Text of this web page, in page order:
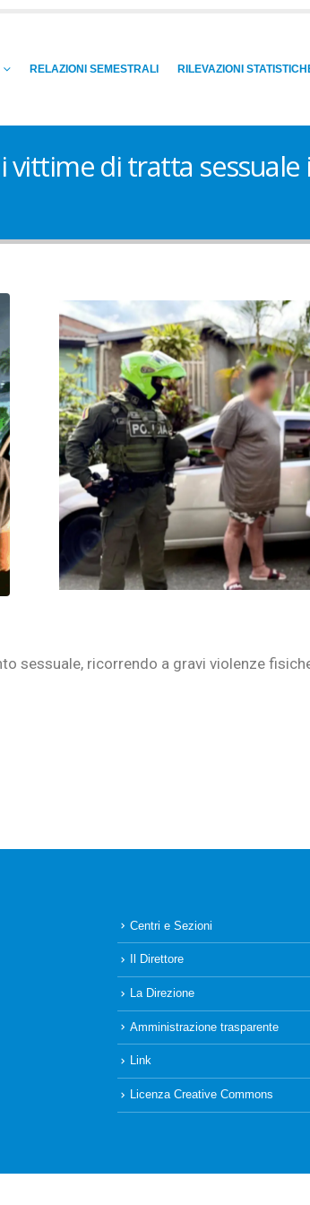
RELAZIONI SEMESTRALI RILEVAZIONI
vittime di tratta
sessuale, ricorrendo a gravi violenze
Centri e Sezioni
Il Direttore
La Direzione
Amministrazione trasparente
Link
Licenza Creative Commons